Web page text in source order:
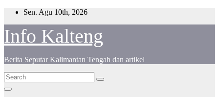
i
t
o
c
o
n
t
Sen. Agu 10th, 2026
Info Kalteng
Berita Seputar Kalimantan Tengah dan artikel